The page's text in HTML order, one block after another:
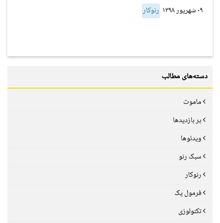
۰۹ شهریور ۱۳۹۸ رنوکار
دسته‌های مطالب
ماموت
پر بازدیدها
ویدئوها
سبک رنو
رنوکار
فرمول یک
تکنولوژی